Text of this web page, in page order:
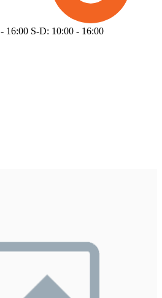
- 16:00 S-D: 10:00 - 16:00